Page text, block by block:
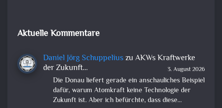
Aktuelle Kommentare
Daniel Jörg Schuppeliuszu AKWs Kraftwerke
der Zukunft…
3. August 2026
Die Donau liefert gerade ein anschauliches Beispiel
dafür, warum Atomkraft keine Technologie der
Zukunft ist. Aber ich befürchte, dass diese…